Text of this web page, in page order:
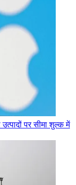
पर सीमा शुल्क में